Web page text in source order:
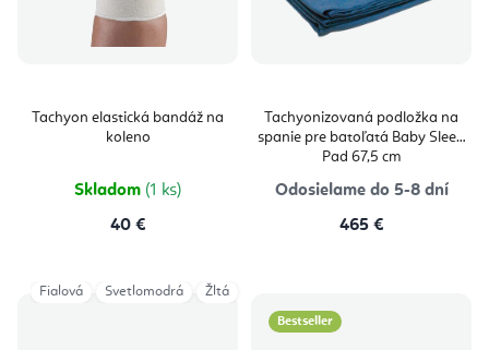
Tachyon elastická bandáž na
koleno
Skladom (1 ks)
40 €
Tachyonizovaná podložka na
spanie pre batoľatá Baby Sleep
Pad 67,5 cm
Odosielame do 5-8 dní
465 €
Fialová Svetlomodrá Žltá
Bestseller